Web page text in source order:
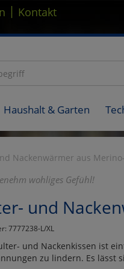
| Kontakt
Haushalt & Garten
Nackenwärmer aus
wohliges Gefühl!
und
7777238-L/XL
und Nackenkissen ist
zu lindern. Es lässt